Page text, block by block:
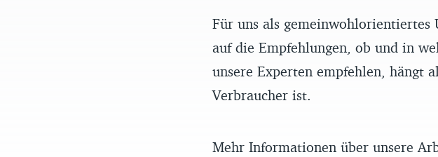
Für uns als gemeinwohlorientiertes
auf die Empfehlungen, ob und in
unsere Experten empfehlen, hängt
Verbraucher ist.
Mehr Informationen über unsere